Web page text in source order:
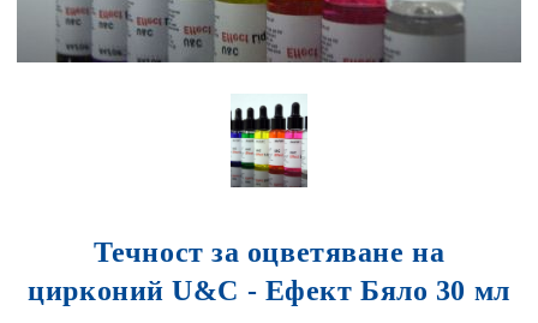
Течност за оцветяване на
цирконий U&C - Ефект Бяло 30 мл